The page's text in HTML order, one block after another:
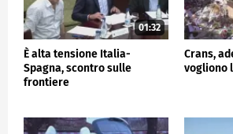
01:32
È alta tensione Italia-
Spagna, scontro sulle
frontiere
Crans,
vogliono